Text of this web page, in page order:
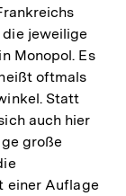
jeweilige
Monopol. Es
oftmals
Statt
auch hier
große
einer Auflage